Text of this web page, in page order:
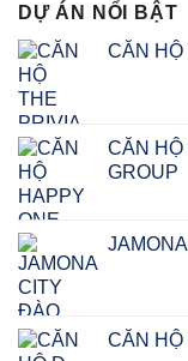
DỰ ÁN NỔI BẬT
CĂN HỘ
CĂN HỘ
GROUP
là:
tại
CĂN HỘ